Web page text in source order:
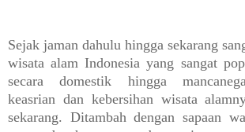
Sejak jaman dahulu hingga sekarang
wisata alam Indonesia yang sangat
secara domestik hingga
keasrian dan kebersihan wisata
sekarang. Ditambah dengan sapaan